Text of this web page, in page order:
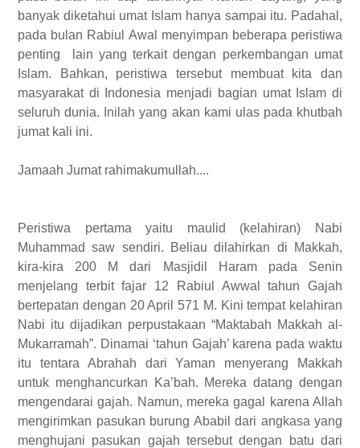
banyak diketahui umat Islam hanya sampai itu. Padahal,
pada bulan Rabiul Awal menyimpan beberapa peristiwa
penting lain yang terkait dengan perkembangan umat
Islam. Bahkan, peristiwa tersebut membuat kita dan
masyarakat di Indonesia menjadi bagian umat Islam di
seluruh dunia. Inilah yang akan kami ulas pada khutbah
jumat kali ini.
Jamaah Jumat rahimakumullah....
Peristiwa pertama yaitu maulid (kelahiran) Nabi
Muhammad saw sendiri. Beliau dilahirkan di Makkah,
kira-kira 200 M dari Masjidil Haram pada Senin
menjelang terbit fajar 12 Rabiul Awwal tahun Gajah
bertepatan dengan 20 April 571 M. Kini tempat kelahiran
Nabi itu dijadikan perpustakaan “Maktabah Makkah al-
Mukarramah”. Dinamai ‘tahun Gajah’ karena pada waktu
itu tentara Abrahah dari Yaman menyerang Makkah
untuk menghancurkan Ka’bah. Mereka datang dengan
mengendarai gajah. Namun, mereka gagal karena Allah
mengirimkan pasukan burung Ababil dari angkasa yang
menghujani pasukan gajah tersebut dengan batu dari